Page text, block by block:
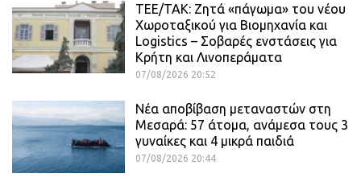
ΤΕΕ/ΤΑΚ: Ζητά «πάγωμα» του νέου
Χωροταξικού για Βιομηχανία και
Logistics – Σοβαρές ενστάσεις για
Κρήτη και Λινοπεράματα
07/08/2026 20:52
Νέα αποβίβαση μεταναστών στη
Μεσαρά: 57 άτομα, ανάμεσα τους 3
γυναίκες και 4 μικρά παιδιά
07/08/2026 20:44